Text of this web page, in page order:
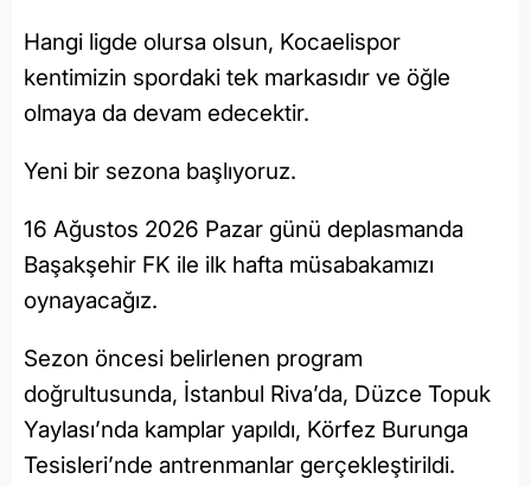
Hangi ligde olursa olsun, Kocaelispor
kentimizin spordaki tek markasıdır ve öğle
olmaya da devam edecektir.
Yeni bir sezona başlıyoruz.
16 Ağustos 2026 Pazar günü deplasmanda
Başakşehir FK ile ilk hafta müsabakamızı
oynayacağız.
Sezon öncesi belirlenen program
doğrultusunda, İstanbul Riva’da, Düzce Topuk
Yaylası’nda kamplar yapıldı, Körfez Burunga
Tesisleri’nde antrenmanlar gerçekleştirildi.